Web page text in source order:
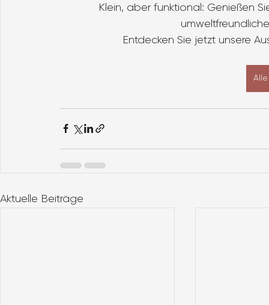
Klein, aber funktional: Genießen
Entdecken Sie jetzt unsere
Aktuelle Beiträge